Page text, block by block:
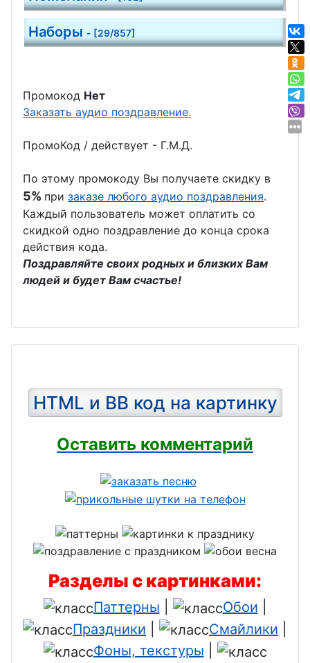
Наборы - [29/857]
Промокод Нет
Заказать аудио поздравление.
ПромоКод / действует - Г.М.Д.
По этому промокоду Вы получаете скидку в
5% при заказе любого аудио поздравления.
Каждый пользователь может оплатить со
скидкой одно поздравление до конца срока
действия кода.
Поздравляйте своих родных и близких Вам
людей и будет Вам счастье!
HTML и BB код на картинку
Оставить комментарий
Разделы с картинками:
Паттерны Обои
Праздники
Смайлики
Фоны, текстуры